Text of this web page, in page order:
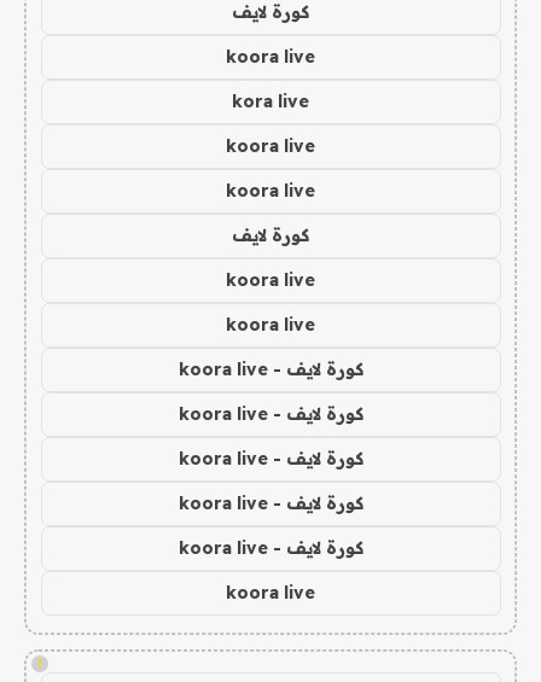
كورة لايف
koora live
kora live
koora live
koora live
كورة لايف
koora live
koora live
كورة لايف - koora live
كورة لايف - koora live
كورة لايف - koora live
كورة لايف - koora live
كورة لايف - koora live
koora live
!